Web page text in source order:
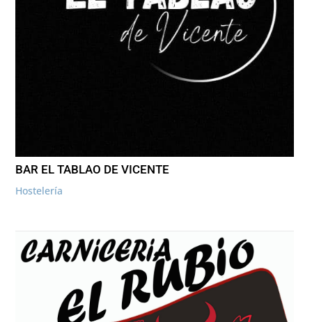
BAR EL TABLAO DE VICENTE
Hostelería